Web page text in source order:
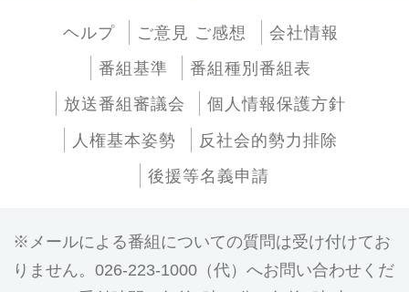
ヘルプ ご意見 ご感想
会社情報
番組基準
番組種別番組表
放送番組審議会
個人情報保護方針
人権基本姿勢
反社会的勢力排除
後援等名義申請
メールによる番組についての質問は受け付けてお
りません。026-223-1000（代）へお問い合わせくだ